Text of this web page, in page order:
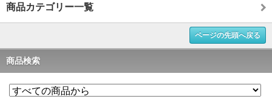
商品カテゴリー一覧
ページの先頭へ戻る
商品検索